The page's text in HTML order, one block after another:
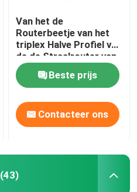
Van het de
Routerbeetje van het
triplex Halve Profiel van
de de Straalrouter van
Bullnose de Beetjes
volledig Rond
gemaakte Rand
Beste prijs
Contacteer ons
(43)